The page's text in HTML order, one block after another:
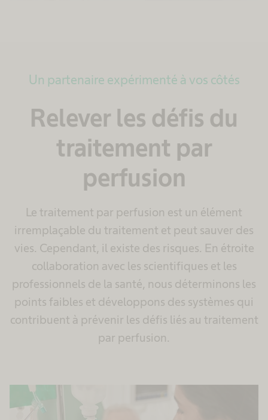
Un partenaire expérimenté à vos côtés
Relever les défis du
traitement par
perfusion
Le traitement par perfusion est un élément
irremplaçable du traitement et peut sauver des
vies. Cependant, il existe des risques. En étroite
collaboration avec les scientifiques et les
professionnels de la santé, nous déterminons les
points faibles et développons des systèmes qui
contribuent à prévenir les défis liés au traitement
par perfusion.